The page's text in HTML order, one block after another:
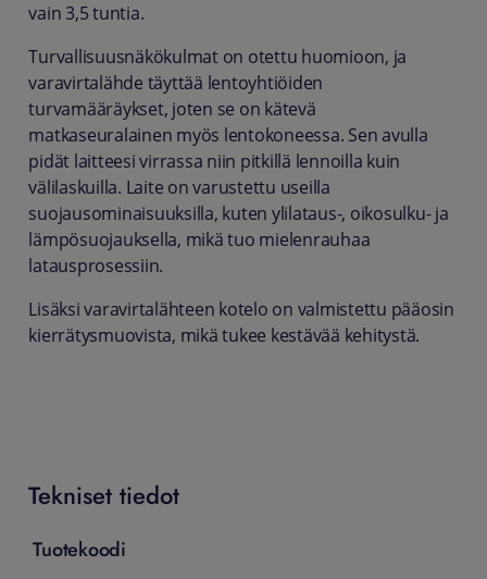
vain 3,5 tuntia.
Turvallisuusnäkökulmat on otettu huomioon, ja
varavirtalähde täyttää lentoyhtiöiden
turvamääräykset, joten se on kätevä
matkaseuralainen myös lentokoneessa. Sen avulla
pidät laitteesi virrassa niin pitkillä lennoilla kuin
välilaskuilla. Laite on varustettu useilla
suojausominaisuuksilla, kuten ylilataus-, oikosulku- ja
lämpösuojauksella, mikä tuo mielenrauhaa
latausprosessiin.
Lisäksi varavirtalähteen kotelo on valmistettu pääosin
kierrätysmuovista, mikä tukee kestävää kehitystä.
Tekniset tiedot
Tuotekoodi